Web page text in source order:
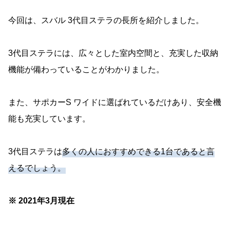
今回は、スバル 3代目ステラの長所を紹介しました。
3代目ステラには、広々とした室内空間と、充実した収納
機能が備わっていることがわかりました。
また、サポカーS ワイドに選ばれているだけあり、安全機
能も充実しています。
3代目ステラは多くの人におすすめできる1台であると言
えるでしょう。
※ 2021年3月現在